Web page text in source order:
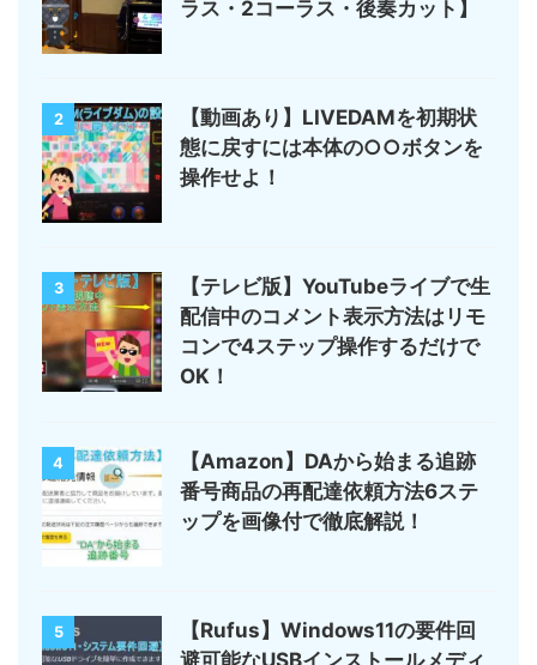
ラス・2コーラス・後奏カット】
2
【動画あり】LIVEDAMを初期状
態に戻すには本体の○○ボタンを
操作せよ！
3
【テレビ版】YouTubeライブで生
配信中のコメント表示方法はリモ
コンで4ステップ操作するだけで
OK！
4
【Amazon】DAから始まる追跡
番号商品の再配達依頼方法6ステ
ップを画像付で徹底解説！
5
【Rufus】Windows11の要件回
避可能なUSBインストールメディ